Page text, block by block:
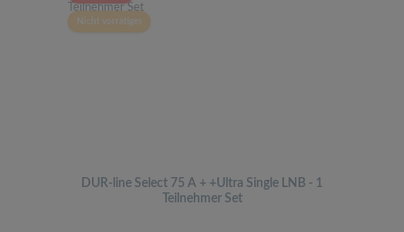
Nicht vorrätiges
DUR-line Select 75 A + +Ultra Single LNB - 1
Teilnehmer Set